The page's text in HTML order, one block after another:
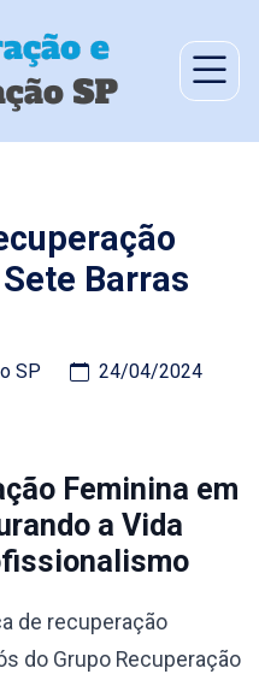
Barras
SP 24/04/2024
Feminina em
a Vida
de recuperação
do Grupo Recuperação